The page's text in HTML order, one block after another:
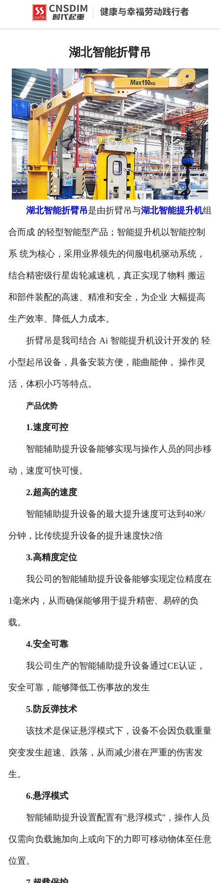
网站首页
- 湖北欧式电动环链葫芦(同轴手柄
款)
湖北智能提升机
- 湖北H系列智能提升机
- 湖北J系列智能提升机
- 湖北v系列智能提升机
湖北KBK组合式悬挂起重机
湖北BZ型立柱式悬臂式起重机
- 湖北柔性轨道式悬臂起重机
- 湖北柔性轨道式墙壁式悬臂起重机
- 湖北铝合金轨道式墙壁式悬臂起重
- 湖北BZQ-C中置葫芦
湖北智能折臂吊
湖北智能折臂吊是由折臂吊与湖北智能提升机组
合而成 的轻型智能型产品；智能提升机以智能控制
系 统为核心，采用业界领先的伺服电机驱动系统，
结合精密级行星齿轮减速机，真正实现了物料 搬运
和部件装配的高速、精准和安全，为企业 大幅提高
生产效率、降低人力成本。
折臂吊是我司结合 Ai 智能提升机设计开发的 轻
小型起吊设备，具备安装方便，能曲能伸， 操作灵
活，体积小巧等特点。
产品优势
1.速度可控
智能辅助提升设备能够实现与操作人员的同步移
动，速度可快可慢。
2.超高的速度
智能辅助提升设备的最大提升速度可达到40米/
分钟，比传统提升设备的提升速度快2倍
3.高精度定位
我公司的智能辅助提升设备能够实现定位精度在
1毫米内，从而确保能够用于提升精密、易碎的负
载。
4.安全可靠
我公司生产的智能辅助提升设备通过CE认证，
安全可靠，能够降低工伤事故的发生
5.防反弹技术
该技术是保证悬浮模式下，设备不会因负载重量
突变发生超速、跌落，从而减少潜在严重的伤害发
生。
6.悬浮模式
智能辅助提升设置配置有"悬浮模式"，操作人员
仅需向负载施加向上或向下的力即可移动物体至任意
位置。